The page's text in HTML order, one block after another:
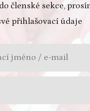
členské sekce,
přihlašovací údaje